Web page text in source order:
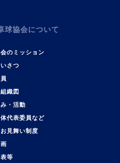
球協会について
のミッション
さつ
織図
・活動
代表委員など
見舞い制度
等